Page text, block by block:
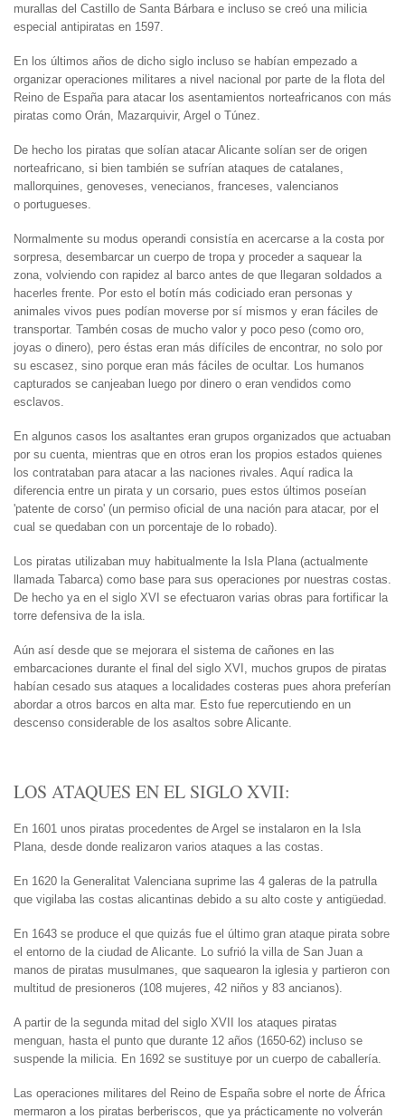
murallas del Castillo de Santa Bárbara e incluso se creó una milicia
especial antipiratas en 1597.
En los últimos años de dicho siglo incluso se habían empezado a
organizar operaciones militares a nivel nacional por parte de la flota del
Reino de España para atacar los asentamientos norteafricanos con más
piratas como Orán, Mazarquivir, Argel o Túnez.
De hecho los piratas que solían atacar Alicante solían ser de origen
norteafricano, si bien también se sufrían ataques de catalanes,
mallorquines, genoveses, venecianos, franceses, valencianos
o portugueses.
Normalmente su modus operandi consistía en acercarse a la costa por
sorpresa, desembarcar un cuerpo de tropa y proceder a saquear la
zona, volviendo con rapidez al barco antes de que llegaran soldados a
hacerles frente. Por esto el botín más codiciado eran personas y
animales vivos pues podían moverse por sí mismos y eran fáciles de
transportar. Tambén cosas de mucho valor y poco peso (como oro,
joyas o dinero), pero éstas eran más difíciles de encontrar, no solo por
su escasez, sino porque eran más fáciles de ocultar. Los humanos
capturados se canjeaban luego por dinero o eran vendidos como
esclavos.
En algunos casos los asaltantes eran grupos organizados que actuaban
por su cuenta, mientras que en otros eran los propios estados quienes
los contrataban para atacar a las naciones rivales. Aquí radica la
diferencia entre un pirata y un corsario, pues estos últimos poseían
'patente de corso' (un permiso oficial de una nación para atacar, por el
cual se quedaban con un porcentaje de lo robado).
Los piratas utilizaban muy habitualmente la Isla Plana (actualmente
llamada Tabarca) como base para sus operaciones por nuestras costas.
De hecho ya en el siglo XVI se efectuaron varias obras para fortificar la
torre defensiva de la isla.
Aún así desde que se mejorara el sistema de cañones en las
embarcaciones durante el final del siglo XVI, muchos grupos de piratas
habían cesado sus ataques a localidades costeras pues ahora preferían
abordar a otros barcos en alta mar. Esto fue repercutiendo en un
descenso considerable de los asaltos sobre Alicante.
LOS ATAQUES EN EL SIGLO XVII:
En 1601 unos piratas procedentes de Argel se instalaron en la Isla
Plana, desde donde realizaron varios ataques a las costas.
En 1620 la Generalitat Valenciana suprime las 4 galeras de la patrulla
que vigilaba las costas alicantinas debido a su alto coste y antigüedad.
En 1643 se produce el que quizás fue el último gran ataque pirata sobre
el entorno de la ciudad de Alicante. Lo sufrió la villa de San Juan a
manos de piratas musulmanes, que saquearon la iglesia y partieron con
multitud de presioneros (108 mujeres, 42 niños y 83 ancianos).
A partir de la segunda mitad del siglo XVII los ataques piratas
menguan, hasta el punto que durante 12 años (1650-62) incluso se
suspende la milicia. En 1692 se sustituye por un cuerpo de caballería.
Las operaciones militares del Reino de España sobre el norte de África
mermaron a los piratas berberiscos, que ya prácticamente no volverán